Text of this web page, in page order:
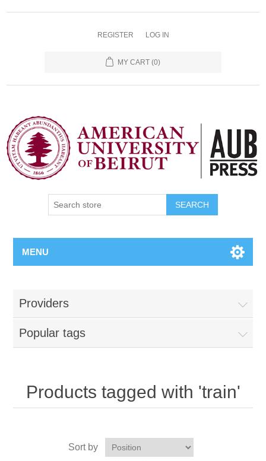
REGISTER LOG IN
MY CART (0)
SEARCH
MENU
Providers
Popular tags
Products tagged with 'train'
Sort by